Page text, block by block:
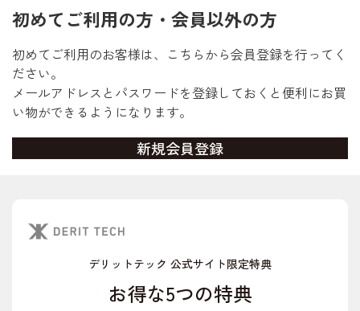
初めてご利用の方・会員以外の方
初めてご利用のお客様は、こちらから会員登録を行ってく
ださい。
メールアドレスとパスワードを登録しておくと便利にお買
い物ができるようになります。
デリットテック 公式サイト限定特典
お得な5つの特典